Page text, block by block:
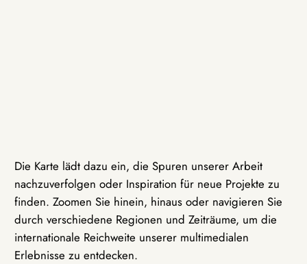
Die Karte lädt dazu ein, die Spuren unserer Arbeit
nachzuverfolgen oder Inspiration für neue Projekte zu
finden. Zoomen Sie hinein, hinaus oder navigieren Sie
durch verschiedene Regionen und Zeiträume, um die
internationale Reichweite unserer multimedialen
Erlebnisse zu entdecken.